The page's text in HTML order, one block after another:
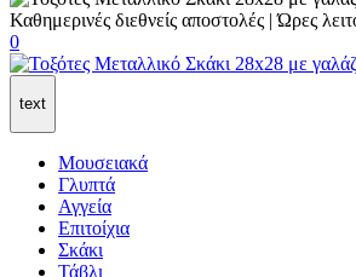
Καθημερινές διεθνείς αποστολές | Ώρες
0
text
Μουσειακά
Γλυπτά
Αγγεία
Επιτοίχια
Σκάκι
Τάβλι